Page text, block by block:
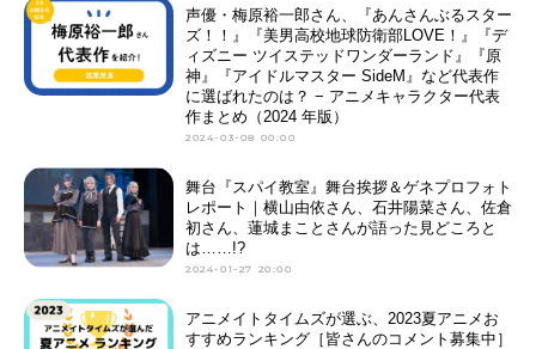
声優・梅原裕一郎さん、『あんさんぶるスター
ズ！！』『美男高校地球防衛部LOVE！』『デ
ィズニー ツイステッドワンダーランド』『原
神』『アイドルマスター SideM』など代表作
に選ばれたのは？ − アニメキャラクター代表
作まとめ（2024 年版）
2024-03-08 00:00
舞台『スパイ教室』舞台挨拶＆ゲネプロフォト
レポート｜横山由依さん、⽯井陽菜さん、佐倉
初さん、蓮城まことさんが語った見どころと
は……!?
2024-01-27 20:00
アニメイトタイムズが選ぶ、2023夏アニメお
すすめランキング［皆さんのコメント募集中］